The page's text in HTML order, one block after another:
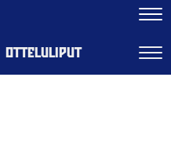
OTTELULIPUT